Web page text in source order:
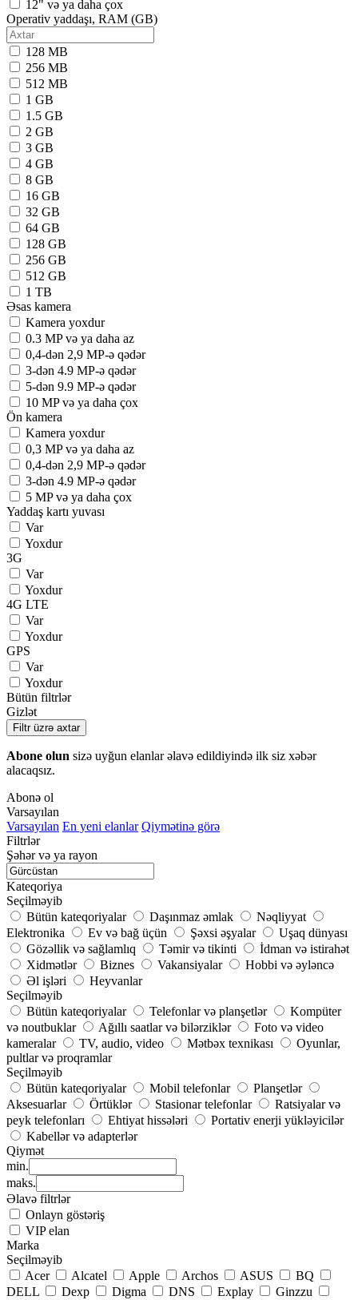
12" və ya daha çox
Operativ yaddaşı, RAM (GB)
128 MB
256 MB
512 MB
1 GB
1.5 GB
2 GB
3 GB
4 GB
8 GB
16 GB
32 GB
64 GB
128 GB
256 GB
512 GB
1 TB
Əsas kamera
Kamera yoxdur
0.3 MP və ya daha az
0,4-dən 2,9 MP-ə qədər
3-dən 4.9 MP-ə qədər
5-dən 9.9 MP-ə qədər
10 MP və ya daha çox
Ön kamera
Kamera yoxdur
0,3 MP və ya daha az
0,4-dən 2,9 MP-ə qədər
3-dən 4.9 MP-ə qədər
5 MP və ya daha çox
Yaddaş kartı yuvası
Var
Yoxdur
3G
Var
Yoxdur
4G LTE
Var
Yoxdur
GPS
Var
Yoxdur
Bütün filtrlər
Gizlət
Filtr üzrə axtar
Abone olun sizə uyğun elanlar əlavə edildiyində ilk siz xəbər
alacaqsız.
Abonə ol
Varsayılan
Varsayılan En yeni elanlar Qiymətinə görə
Filtrlər
Şəhər və ya rayon
Kateqoriya
Seçilməyib
Bütün kateqoriyalar
Daşınmaz əmlak
Nəqliyyat
Elektronika
Ev və bağ üçün Şəxsi əşyalar
Uşaq dünyası
Gözəllik və sağlamlıq
Təmir və tikinti
İdman və istirahət
Xidmətlər
Biznes Vakansiyalar
Hobbi və əyləncə
Əl işləri
Heyvanlar
Seçilməyib
Bütün kateqoriyalar
Telefonlar və planşetlər
Kompüter
və noutbuklar
Ağıllı saatlar və bilərziklər
Foto və video
kameralar
TV, audio, video Mətbəx texnikası
Oyunlar,
pultlar və proqramlar
Seçilməyib
Bütün kateqoriyalar
Mobil telefonlar
Planşetlər
Aksesuarlar
Örtüklər Stasionar telefonlar
Ratsiyalar və
peyk telefonları
Ehtiyat hissələri
Portativ enerji yükləyicilər
Kabellər və adapterlər
Qiymət
min.
maks.
Əlavə filtrlər
Onlayn göstəriş
VIP elan
Marka
Seçilməyib
Acer
Alcatel Apple Archos ASUS
BQ
DELL
Dexp Digma DNS Explay
Ginzzu